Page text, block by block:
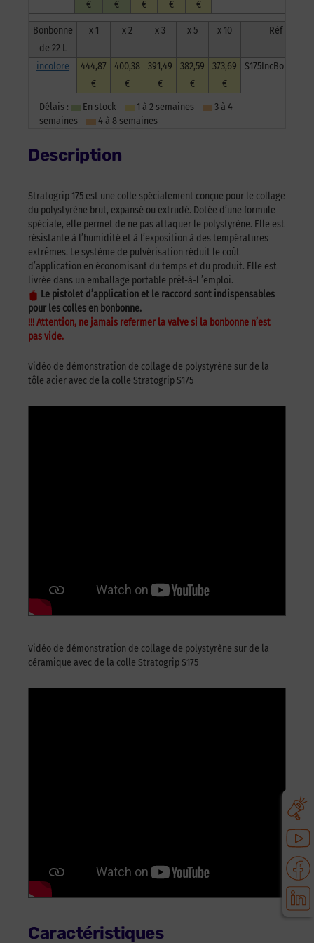
€
€
€
€
€
Bonbonne
de 22 L
x 1 x 2 x 3 x 5 x 10 Réf
incolore
444,87
€
400,38
€
391,49
€
382,59
€
373,69
€
S175IncBonb22L
Délais : En stock 1 à 2 semaines
3 à 4
semaines
4 à 8 semaines
Description
Stratogrip 175 est une colle spécialement conçue pour le collage
du polystyrène brut, expansé ou extrudé. Dotée d’une formule
spéciale, elle permet de ne pas attaquer le polystyrène. Elle est
résistante à l’humidité et à l’exposition à des températures
extrêmes. Le système de pulvérisation réduit le coût
d’application en économisant du temps et du produit. Elle est
livrée dans un emballage portable prêt-à-l ’emploi.
Le pistolet d’application et le raccord sont indispensables
pour les colles en bonbonne.
!!! Attention, ne jamais refermer la valve si la bonbonne n’est
pas vide.
Vidéo de démonstration de collage de polystyrène sur de la
tôle acier avec de la colle Stratogrip S175
Vidéo de démonstration de collage de polystyrène sur de la
céramique avec de la colle Stratogrip S175
Caractéristiques